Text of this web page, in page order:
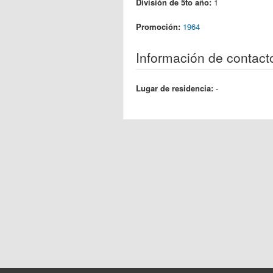
Promoción: 1964
Información de
Lugar de residencia: -